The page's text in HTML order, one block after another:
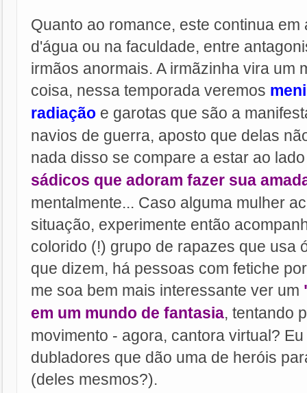
Quanto ao romance, este continua em
d'água ou na faculdade, entre
irmãos anormais. A irmãzinha vira um
coisa, nessa temporada veremos
radiação e garotas que são a
navios de guerra, aposto que delas
nada disso se compare a estar ao
sádicos que adoram fazer sua
mentalmente... Caso alguma mulher
situação, experimente então
colorido (!) grupo de rapazes que usa
que dizem, há pessoas com fetiche
me soa bem mais interessante ver um
em um mundo de fantasia, tentando
movimento - agora, cantora virtual?
dubladores que dão uma de heróis
(deles mesmos?).